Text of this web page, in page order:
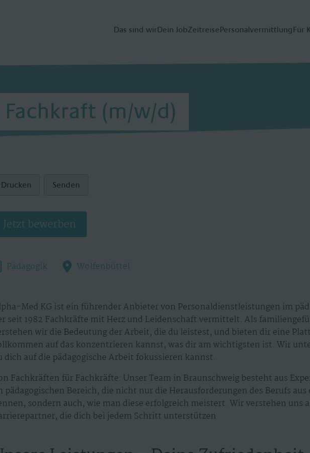
Das sind wirDein JobZeitreisePersonalvermittlung Für
(m/w/d)
Drucken Senden
Jetzt bewerben
Pädagogik Wolfenbüttel
Med KG ist ein führender Anbieter von Personaldienstleistungen im
seit 1982 Fachkräfte mit Herz und Leidenschaft vermittelt. Als
wir die Bedeutung der Arbeit, die du leistest, und bieten dir eine
auf das konzentrieren kannst, was dir am wichtigsten ist. Wir
dich auf die pädagogische Arbeit fokussieren kannst.
Fachkräften für Fachkräfte: Unser Team in Braunschweig besteht aus
pädagogischen Bereich, die nicht nur die Herausforderungen des Berufs
sondern auch, wie man diese erfolgreich meistert. Wir verstehen uns
die dich bei jedem Schritt unterstützen